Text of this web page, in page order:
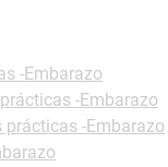
-Embarazo
-Embarazo
prácticas -Embarazo